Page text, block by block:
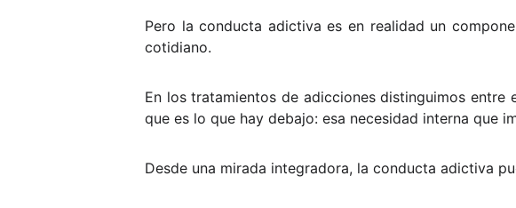
Pero la conducta adictiva es en realidad un
cotidiano.
En los tratamientos de adicciones distinguimos
que es lo que hay debajo: esa necesidad interna que
Desde una mirada integradora, la conducta adictiva